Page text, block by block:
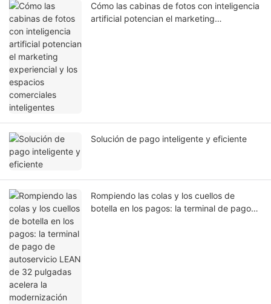
Cómo las cabinas de fotos con inteligencia
artificial potencian el marketing
Solución de pago inteligente y eficiente
Rompiendo las colas y los cuellos de
botella en los pagos: la terminal de pago